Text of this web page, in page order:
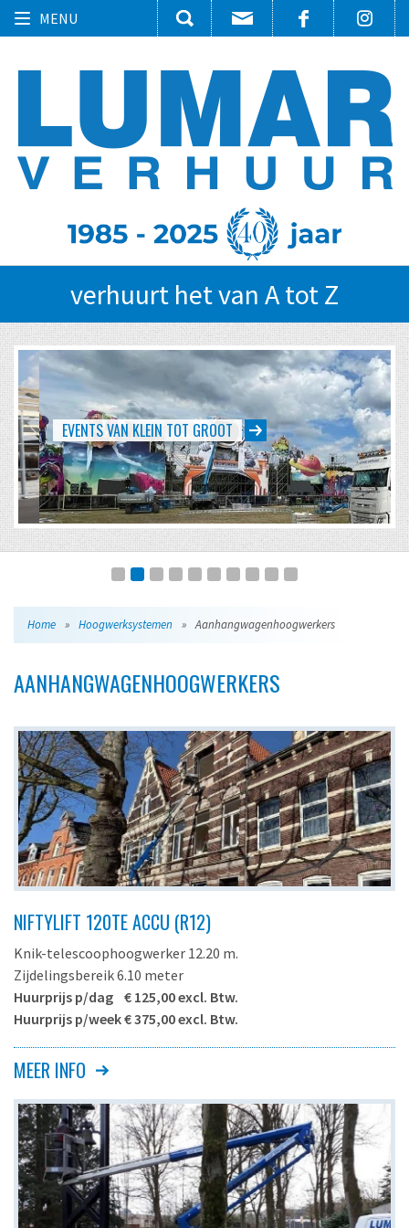
Toggle
MENU
verhuurt het van A tot Z
EVENTS VAN KLEIN TOT GROOT
Home » Hoogwerksystemen » Aanhangwagenhoogwerkers
AANHANGWAGENHOOGWERKERS
NIFTYLIFT 120TE ACCU (R12)
Knik-telescoophoogwerker 12.20 m.
Zijdelingsbereik 6.10 meter
Huurprijs p/dag € 125,00 excl. Btw.
Huurprijs p/week € 375,00 excl. Btw.
R12
Maximale werkhoogte
12.20 meter
Maximale platformhoogte
10.20 meter
Zijdelingsbereik
6.10 meter
Afmetingen platform
1.10 x 0.65 meter
Maximale werklast
200 kg.
MEER INFO